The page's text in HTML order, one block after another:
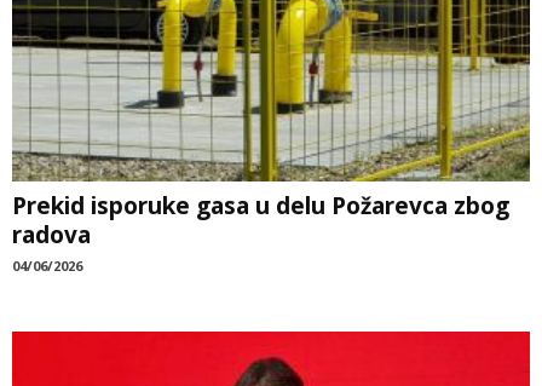
Prekid isporuke gasa u delu Požarevca zbog
radova
04/06/2026